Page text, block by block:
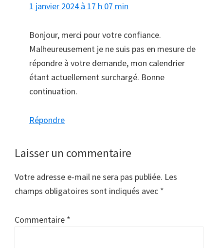
1 janvier 2024 à 17 h 07 min
Bonjour, merci pour votre confiance.
Malheureusement je ne suis pas en mesure de
répondre à votre demande, mon calendrier
étant actuellement surchargé. Bonne
continuation.
Répondre
Laisser un commentaire
Votre adresse e-mail ne sera pas publiée. Les
champs obligatoires sont indiqués avec *
Commentaire *